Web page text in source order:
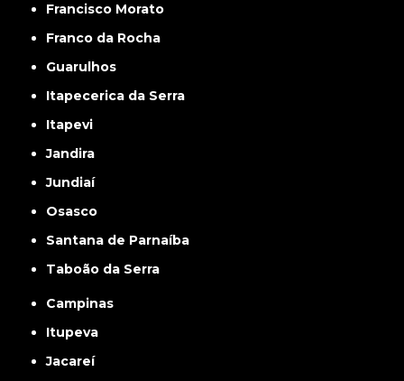
Francisco Morato
Franco da Rocha
Guarulhos
Itapecerica da Serra
Itapevi
Jandira
Jundiaí
Osasco
Santana de Parnaíba
Taboão da Serra
Campinas
Itupeva
Jacareí